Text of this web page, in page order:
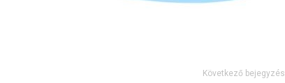
Következő bejegyzés